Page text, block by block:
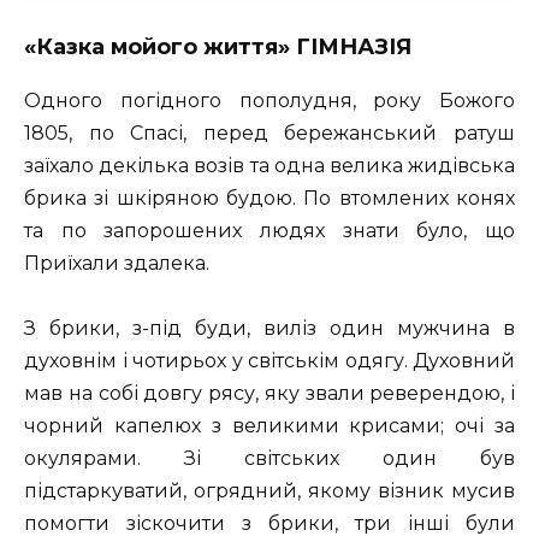
«Казка мойого життя» ГІМНАЗІЯ
Одного погідного пополудня, року Божого
1805, по Спасі, перед бережанський ратуш
заїхало декілька возів та одна велика жидівська
брика зі шкіряною будою. По втомлених конях
та по запорошених людях знати було, що
Приїхали здалека.
З брики, з-під буди, виліз один мужчина в
духовнім і чотирьох у світськім одягу. Духовний
мав на собі довгу рясу, яку звали реверендою, і
чорний капелюх з великими крисами; очі за
окулярами. Зі світських один був
підстаркуватий, огрядний, якому візник мусив
помогти зіскочити з брики, три інші були